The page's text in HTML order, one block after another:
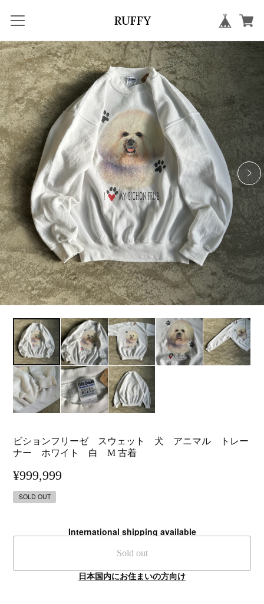
RUFFY
ビションフリーゼ スウェット 犬 アニマル トレー
ナー ホワイト 白 M 古着
¥999,999
SOLD OUT
International shipping available
Sold out
日本国内にお住まいの方向け